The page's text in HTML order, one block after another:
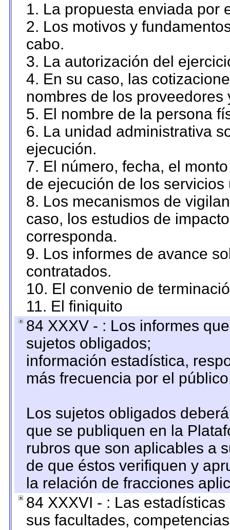
1. La propuesta enviada por
2. Los motivos y
cabo.
3. La autorización del
4. En su caso, las
nombres de los proveedores
5. El nombre de la persona
6. La unidad administrativa
ejecución.
7. El número, fecha, el
de ejecución de los servicios
8. Los mecanismos de
caso, los estudios de
corresponda.
9. Los informes de avance
contratados.
10. El convenio de
11. El finiquito
84 XXXV - : Los informes
sujetos obligados;
información estadística,
más frecuencia por el
Los sujetos obligados
que se publiquen en la
rubros que son aplicables a
de que éstos verifiquen y
la relación de fracciones
84 XXXVI - : Las
sus facultades,